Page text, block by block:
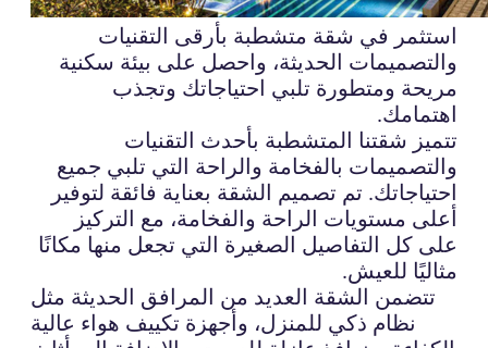
استثمر في شقة متشطبة بأرقى التقنيات
والتصميمات الحديثة، واحصل على بيئة سكنية
مريحة ومتطورة تلبي احتياجاتك وتجذب
اهتمامك.
تتميز شقتنا المتشطبة بأحدث التقنيات
والتصميمات بالفخامة والراحة التي تلبي جميع
احتياجاتك. تم تصميم الشقة بعناية فائقة لتوفير
أعلى مستويات الراحة والفخامة، مع التركيز
على كل التفاصيل الصغيرة التي تجعل منها مكانًا
مثاليًا للعيش.
تتضمن الشقة العديد من المرافق الحديثة مثل
نظام ذكي للمنزل، وأجهزة تكييف هواء عالية